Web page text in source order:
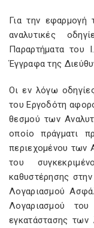
Για την εφαρμογή
αναλυτικές
Παραρτήματα του
Έγγραφα της
Οι εν λόγω
του Εργοδότη
θεσμού των
οποίο πράγματι
περιεχομένου των
του
καθυστέρησης
Λογαριασμού
Λογαριασμού
εγκατάστασης των